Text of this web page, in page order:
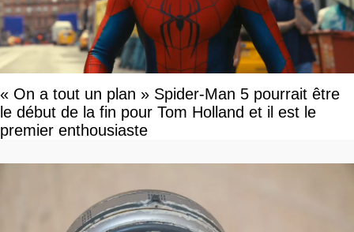
« On a tout un plan » Spider-Man 5 pourrait être
le début de la fin pour Tom Holland et il est le
premier enthousiaste